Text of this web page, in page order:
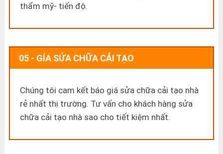
thẩm mỹ- tiến độ.
05 - GÍA SỬA CHỮA CẢI TẠO
Chúng tôi cam kết báo giá sửa chữa cải tạo nhà
rẻ nhất thị trường. Tư vấn cho khách hàng sửa
chữa cải tạo nhà sao cho tiết kiệm nhất.